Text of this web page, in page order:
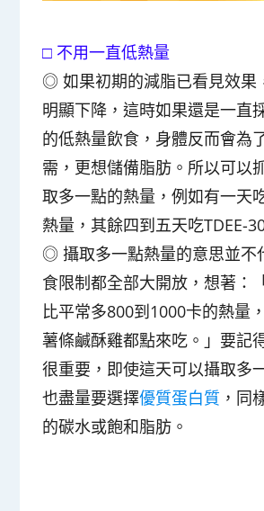
□ 不用一直低熱量
◎如果初期的減脂已看見效果
明顯下降，這時如果還是一直
的低熱量飲食，身體反而會為
需，更想儲備脂肪。所以可以
取多一點的熱量，例如有一天
熱量，其餘四到五天吃TDEE-
◎攝取多一點熱量的意思並不
食限制都全部大開放，想著：
比平常多800到1000卡的熱量
薯條鹹酥雞都點來吃。」要記
很重要，即使這天可以攝取多
也盡量要選擇優質蛋白質 ，同
的碳水或飽和脂肪。